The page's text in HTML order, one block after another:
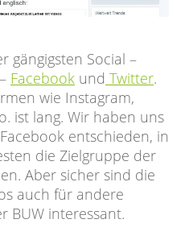
gängigsten Social –
Facebook und Twitter.
wie Instagram,
ist lang. Wir haben uns
entschieden, in
die Zielgruppe der
Aber sicher sind die
auch für andere
BUW interessant.